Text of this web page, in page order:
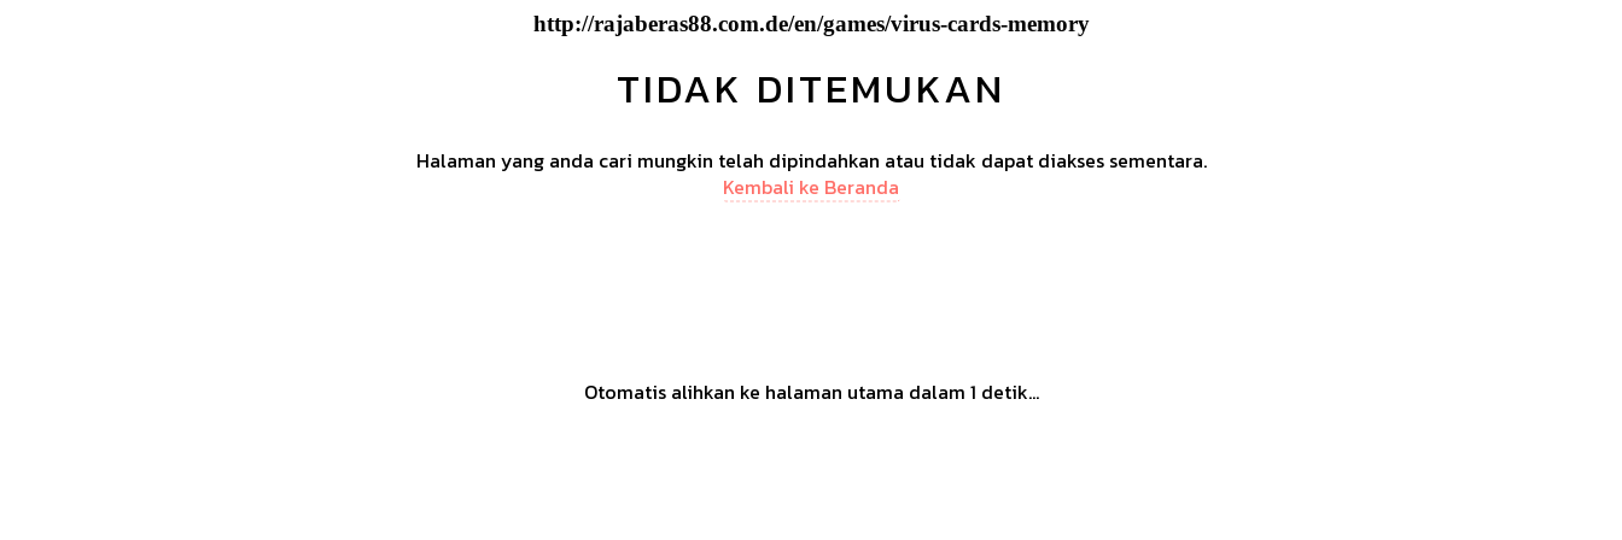
http://rajaberas88.com.de/en/games/virus-cards-memory
TIDAK DITEMUKAN
Halaman yang anda cari mungkin telah dipindahkan atau tidak dapat diakses sementara.
Kembali ke Beranda
Otomatis alihkan ke halaman utama dalam 1 detik...